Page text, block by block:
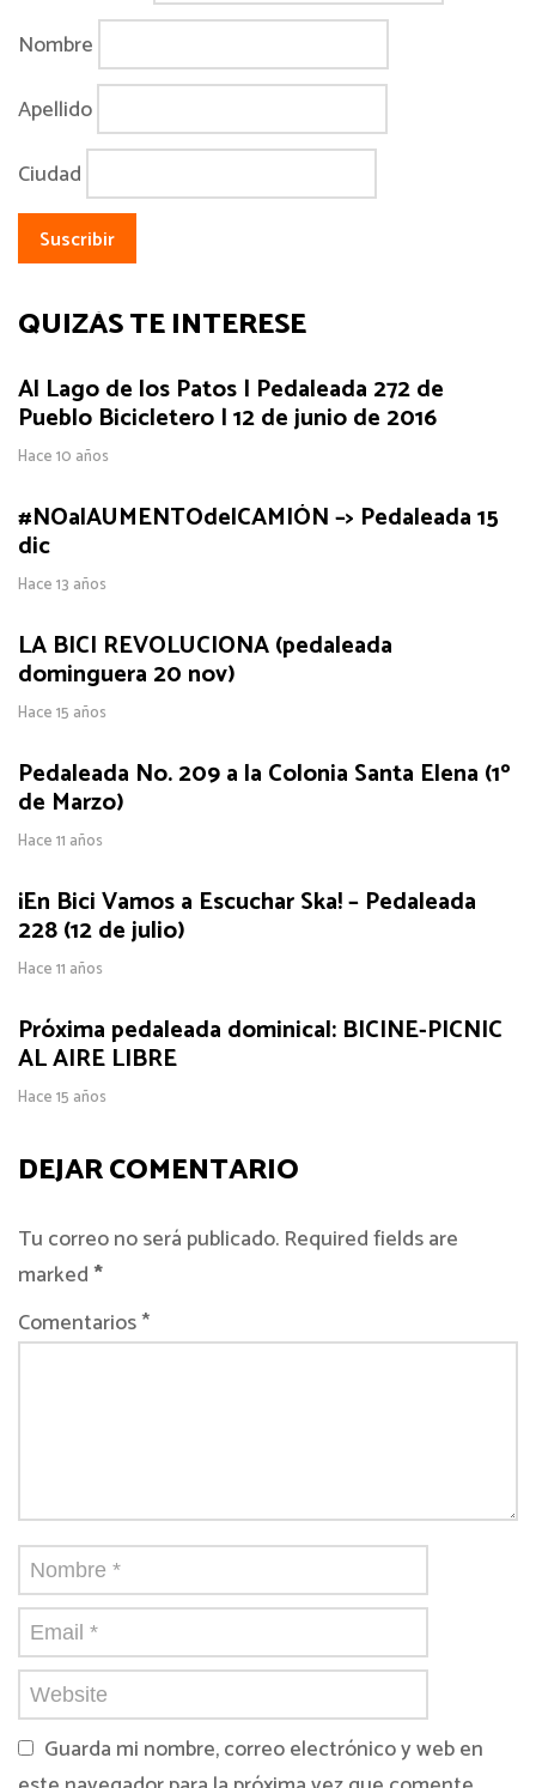
Nombre
Apellido
Ciudad
QUIZÁS TE INTERESE
Al Lago de los Patos | Pedaleada 272 de
Pueblo Bicicletero | 12 de junio de 2016
Hace 10 años
#NOalAUMENTOdelCAMIÓN –> Pedaleada 15
dic
Hace 13 años
LA BICI REVOLUCIONA (pedaleada
dominguera 20 nov)
Hace 15 años
Pedaleada No. 209 a la Colonia Santa Elena (1º
de Marzo)
Hace 11 años
¡En Bici Vamos a Escuchar Ska! – Pedaleada
228 (12 de julio)
Hace 11 años
Próxima pedaleada dominical: BICINE-PICNIC
AL AIRE LIBRE
Hace 15 años
DEJAR COMENTARIO
Tu correo no será publicado. Required fields are
marked*
Comentarios *
Guarda mi nombre, correo electrónico y web en